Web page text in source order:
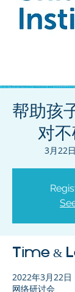
帮助孩
对
3月22
Time &
2022年3月22
网络研讨会